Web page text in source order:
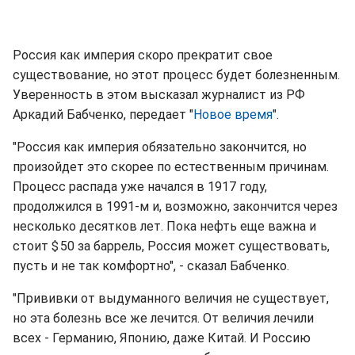
Россия как империя скоро прекратит свое
существование, но этот процесс будет болезненным.
Уверенность в этом высказал журналист из РФ
Аркадий Бабченко, передает "Новое время".
"Россия как империя обязательно закончится, но
произойдет это скорее по естественным причинам.
Процесс распада уже начался в 1917 году,
продолжился в 1991‑м и, возможно, закончится через
несколько десятков лет. Пока нефть еще важна и
стоит $ 50 за баррель, Россия может существовать,
пусть и не так комфортно", - сказал Бабченко.
"Прививки от выдуманного величия не существует,
но эта болезнь все же лечится. От величия лечили
всех - Германию, Японию, даже Китай. И Россию